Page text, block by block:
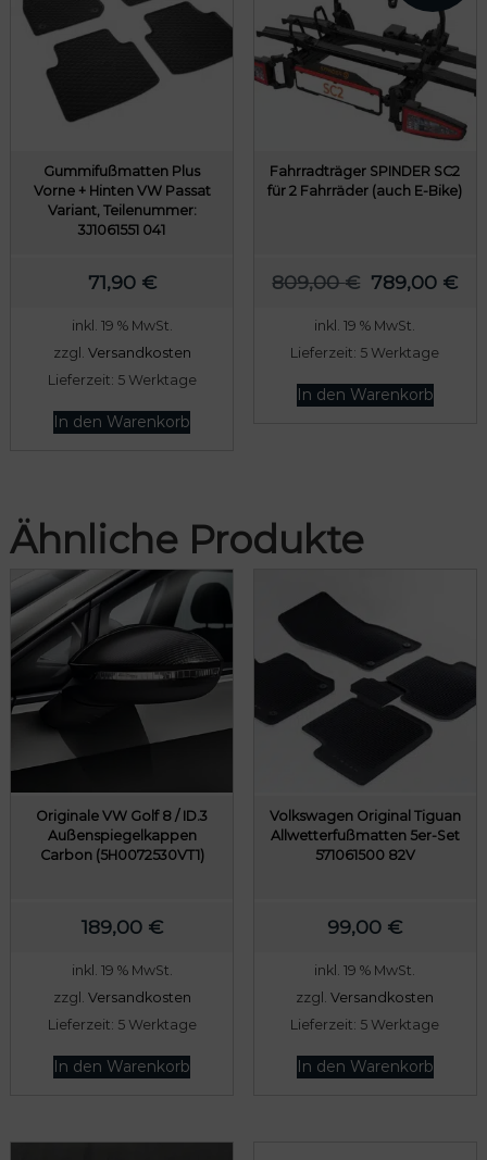
Gummifußmatten Plus
Vorne + Hinten VW Passat
Variant, Teilenummer:
3J1061551 041
71,90 €
inkl. 19 % MwSt.
zzgl. Versandkosten
Lieferzeit: 5 Werktage
In den Warenkorb
Fahrradträger SPINDER SC2
für 2 Fahrräder (auch E-Bike)
809,00€ U
s
p
r
e
P
s
w
a
8
,
0
789,00 €A
8
9
inkl. 19 % MwSt.
Lieferzeit: 5 Werktage
In den Warenkorb
Ähnliche Produkte
Originale VW Golf 8 / ID.3
Außenspiegelkappen
Carbon (5H0072530VT1)
189,00 €
inkl. 19 % MwSt.
zzgl. Versandkosten
Lieferzeit: 5 Werktage
In den Warenkorb
Volkswagen Original Tiguan
Allwetterfußmatten 5er-Set
571061500 82V
99,00 €
inkl. 19 % MwSt.
zzgl.Versandkosten
Lieferzeit: 5 Werktage
In den Warenkorb